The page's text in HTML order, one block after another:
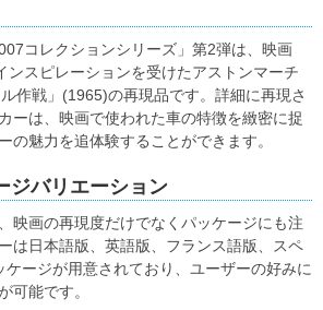
コレクションシリーズ」第2弾は、映画
ンスピレーションを受けたアストンマーチ
作戦」(1965)の再現品です。詳細に再現さ
ーは、映画で使われた車の特徴を緻密に捉
の魅力を追体験することができます。
ジバリエーション
映画の再現度だけでなくパッケージにも注
は日本語版、英語版、フランス語版、スペ
ージが用意されており、ユーザーの好みに
可能です。